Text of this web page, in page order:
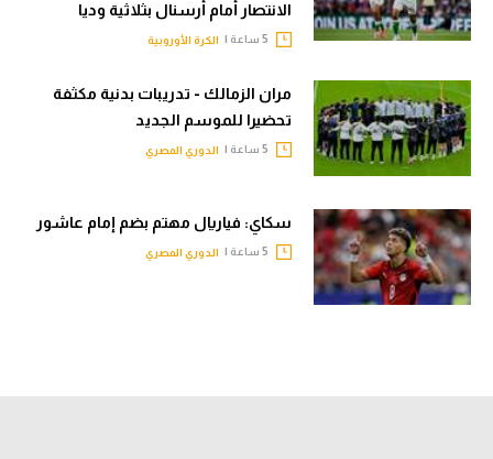
الانتصار أمام أرسنال بثلاثية وديا
الكرة الأوروبية
مران الزمالك - تدريبات بدنية مكثفة
تحضيرا للموسم الجديد
الدوري المصري
سكاي: فياريال مهتم بضم إمام عاشور
الدوري المصري